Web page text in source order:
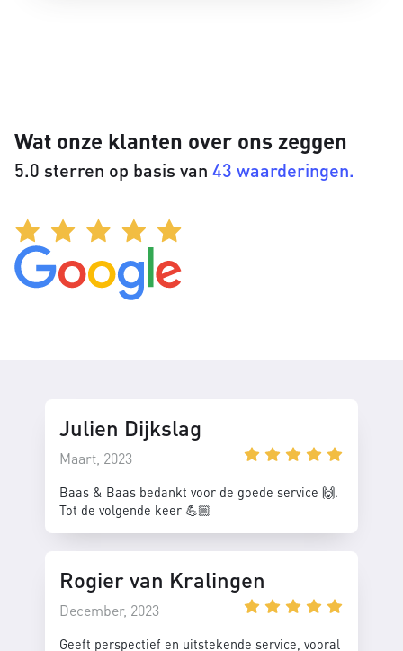
Wat onze klanten over ons zeggen
5.0 sterren op basis van 43 waarderingen.
Julien Dijkslag
Maart, 2023
Baas & Baas bedankt voor de goede service 🙌.
Tot de volgende keer 💪🏼
Rogier van Kralingen
December, 2023
Geeft perspectief en uitstekende service, vooral